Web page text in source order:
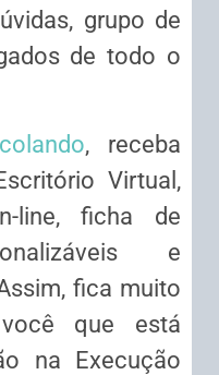
grupo de
de todo o
, receba
Virtual,
line, ficha de
e
fica muito
que está
na Execução